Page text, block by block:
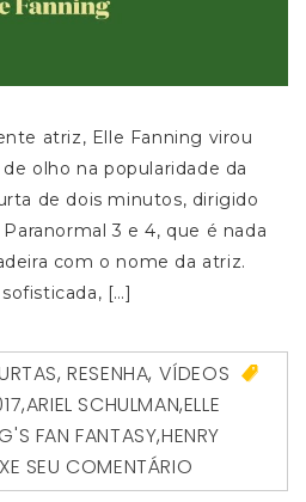
atriz, Elle Fanning virou
olho na popularidade da
de dois minutos, dirigido
3 e 4, que é nada
com o nome da atriz.
[…]
,RESENHA, VÍDEOS
,ARIEL SCHULMAN,ELLE
FAN FANTASY,HENRY
SEU COMENTÁRIO